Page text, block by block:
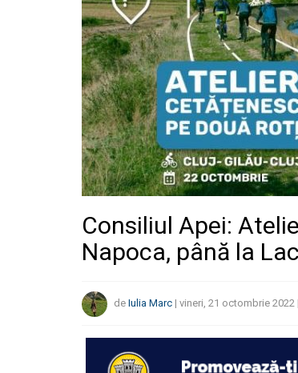
Consiliul Apei:
Napoca, până la
de Iulia Marc | vineri, 21 octombrie 2022